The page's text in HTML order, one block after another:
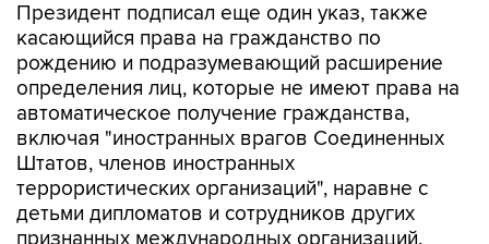
Президент подписал еще один указ, также
касающийся права на гражданство по
рождению и подразумевающий расширение
определения лиц, которые не имеют права на
автоматическое получение гражданства,
включая "иностранных врагов Соединенных
Штатов, членов иностранных
террористических организаций", наравне с
детьми дипломатов и сотрудников других